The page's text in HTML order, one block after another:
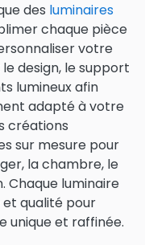
des luminaires
chaque pièce
votre
design, le support
lumineux afin
adapté à votre
créations
sur mesure pour
la chambre, le
Chaque luminaire
qualité pour
unique et raffinée.